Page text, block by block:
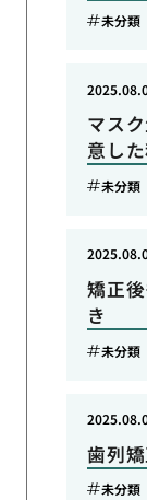
未分類
マス
意し
未分類
矯正
き
未分類
歯列
未分類